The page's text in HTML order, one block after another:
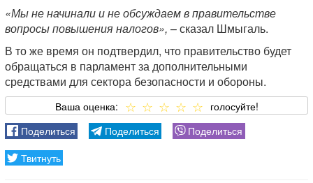
«Мы не начинали и не обсуждаем в правительстве
вопросы повышения налогов», – сказал Шмыгаль.
В то же время он подтвердил, что правительство будет
обращаться в парламент за дополнительными
средствами для сектора безопасности и обороны.